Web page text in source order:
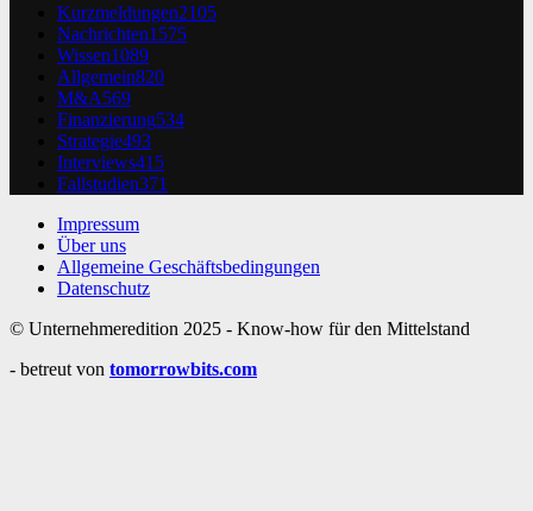
Kurzmeldungen2105
Nachrichten1575
Wissen1089
Allgemein820
M&A569
Finanzierung534
Strategie493
Interviews415
Fallstudien371
Impressum
Über uns
Allgemeine Geschäftsbedingungen
Datenschutz
© Unternehmeredition 2025 - Know-how für den Mittelstand
- betreut von tomorrowbits.com